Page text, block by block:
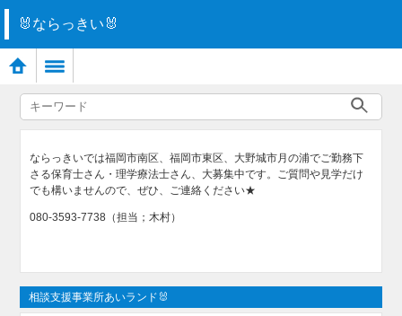
🐰ならっきい🐰
ならっきいでは福岡市南区、福岡市東区、大野城市月の浦でご勤務下
さる保育士さん・理学療法士さん、大募集中です。ご質問や見学だけ
でも構いませんので、ぜひ、ご連絡ください★
080-3593-7738（担当；木村）
相談支援事業所あいランド🐰